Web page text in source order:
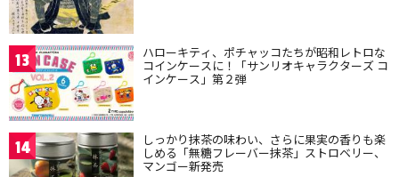
13 ハローキティ、ポチャッコたちが昭和レトロな
コインケースに！「サンリオキャラクターズ コ
インケース」第２弾
14 しっかり抹茶の味わい、さらに果実の香りも楽
しめる「無糖フレーバー抹茶」ストロベリー、
マンゴー新発売